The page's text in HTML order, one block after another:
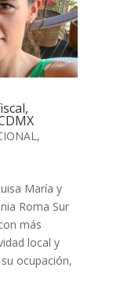
,
María y
Roma Sur
más
local y
ocupación,